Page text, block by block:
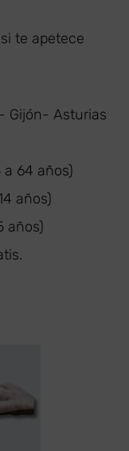
te apetece
Gijón- Asturias
a 64 años)
años)